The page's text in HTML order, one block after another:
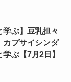
学ぶ】豆乳担々
カプサイシンダ
ぶ【7月2日】